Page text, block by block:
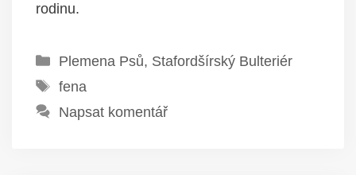
rodinu.
Rubriky
Plemena Psů, Stafordšírský Bulteriér
Štítky
fena
Napsat komentář